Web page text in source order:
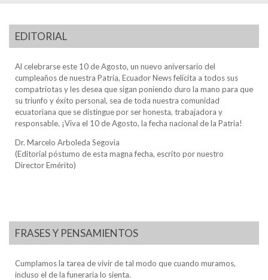
EDITORIAL
Al celebrarse este 10 de Agosto, un nuevo aniversario del
cumpleaños de nuestra Patria, Ecuador News felicita a todos sus
compatriotas y les desea que sigan poniendo duro la mano para que
su triunfo y éxito personal, sea de toda nuestra comunidad
ecuatoriana que se distingue por ser honesta, trabajadora y
responsable. ¡Viva el 10 de Agosto, la fecha nacional de la Patria!
Dr. Marcelo Arboleda Segovia
(Editorial póstumo de esta magna fecha, escrito por nuestro
Director Emérito)
FRASES Y PENSAMIENTOS
Cumplamos la tarea de vivir de tal modo que cuando muramos,
incluso el de la funeraria lo sienta.